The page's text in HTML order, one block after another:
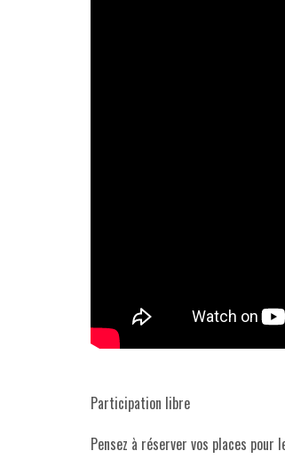
Participation libre
Pensez à réserver vos places